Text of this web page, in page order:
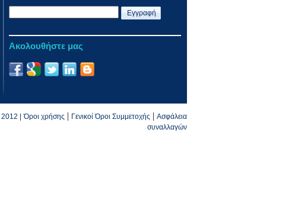
Ακολουθήστε μας
2012 | Όροι χρήσης | Γενικοί Όροι Συμμετοχής | Ασφάλεια
συναλλαγών